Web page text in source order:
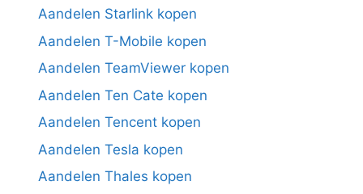
Aandelen Starlink kopen
Aandelen T-Mobile kopen
Aandelen TeamViewer kopen
Aandelen Ten Cate kopen
Aandelen Tencent kopen
Aandelen Tesla kopen
Aandelen Thales kopen